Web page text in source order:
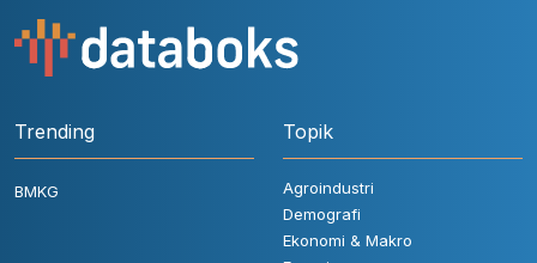
Trending
BMKG
Topik
Agroindustri
Demografi
Ekonomi & Makro